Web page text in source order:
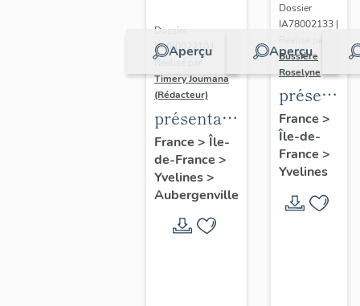
Aperçu
Dossier
IA78002210 |
Réalisé par
Timery Joumana
(Rédacteur)
présentation
de l'étude
d'Elisabethville
France > Île-
de-France >
Yvelines>
Aubergenville
Aperçu
Dossier
IA78002133 |
Bussière
Roselyne
du
diagnostic
et
France >
Île-de-
France >
Yvelines